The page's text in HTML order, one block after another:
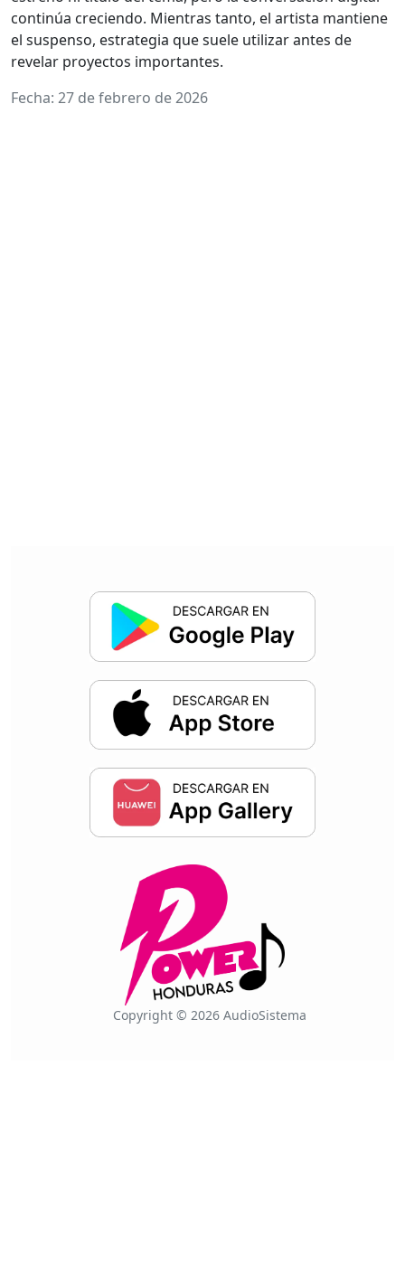
continúa creciendo. Mientras tanto, el artista mantiene
el suspenso, estrategia que suele utilizar antes de
revelar proyectos importantes.
Fecha: 27 de febrero de 2026
Copyright © 2026 AudioSistema